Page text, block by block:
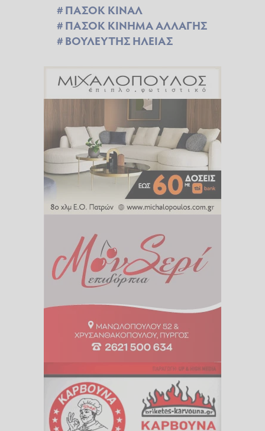
ΠΑΣΟΚ ΚΙΝΑΛ
ΠΑΣΟΚ ΚΙΝΗΜΑ ΑΛΛΑΓΗΣ
ΒΟΥΛΕΥΤΗΣ ΗΛΕΙΑΣ